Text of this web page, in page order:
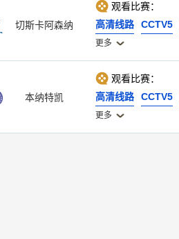
切斯卡阿森纳
观看比赛：
高清线路
CCTV5
更多
本纳特凯
观看比赛：
高清线路
CCTV5
更多